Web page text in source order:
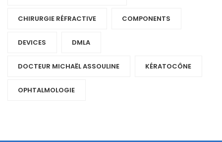
CHIRURGIE RÉFRACTIVE COMPONENTS‎
DEVICES‎ DMLA
DOCTEUR MICHAËL ASSOULINE KÉRATOCÔNE
OPHTALMOLOGIE